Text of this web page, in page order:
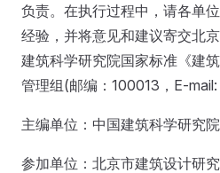
负责。在执行过程中，请各单
经验，并将意见和建议寄交北
建筑科学研究院国家标准《建
管理组(邮编：100013，E-
主编单位：中国建筑科学研究院
参加单位：北京市建筑设计研